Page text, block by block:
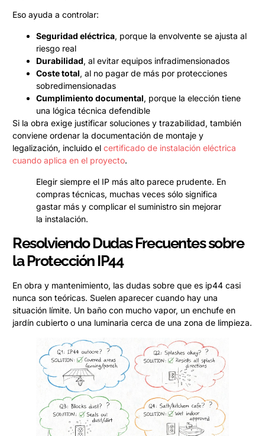
Eso ayuda a controlar:
Seguridad eléctrica, porque la envolvente se ajusta al
riesgo real
Durabilidad, al evitar equipos infradimensionados
Coste total, al no pagar de más por protecciones
sobredimensionadas
Cumplimiento documental, porque la elección tiene
una lógica técnica defendible
Si la obra exige justificar soluciones y trazabilidad, también
conviene ordenar la documentación de montaje y
legalización, incluido el certificado de instalación eléctrica
cuando aplica en el proyecto.
Elegir siempre el IP más alto parece prudente. En
compras técnicas, muchas veces sólo significa
gastar más y complicar el suministro sin mejorar
la instalación.
Resolviendo Dudas Frecuentes sobre
la Protección IP44
En obra y mantenimiento, las dudas sobre que es ip44 casi
nunca son teóricas. Suelen aparecer cuando hay una
situación límite. Un baño con mucho vapor, un enchufe en
jardín cubierto o una luminaria cerca de una zona de limpieza.